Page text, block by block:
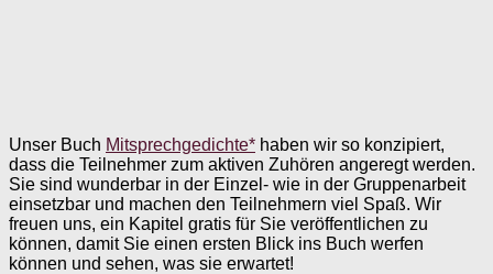
Unser Buch Mitsprechgedichte* haben wir so konzipiert,
dass die Teilnehmer zum aktiven Zuhören angeregt werden.
Sie sind wunderbar in der Einzel- wie in der Gruppenarbeit
einsetzbar und machen den Teilnehmern viel Spaß. Wir
freuen uns, ein Kapitel gratis für Sie veröffentlichen zu
können, damit Sie einen ersten Blick ins Buch werfen
können und sehen, was sie erwartet!